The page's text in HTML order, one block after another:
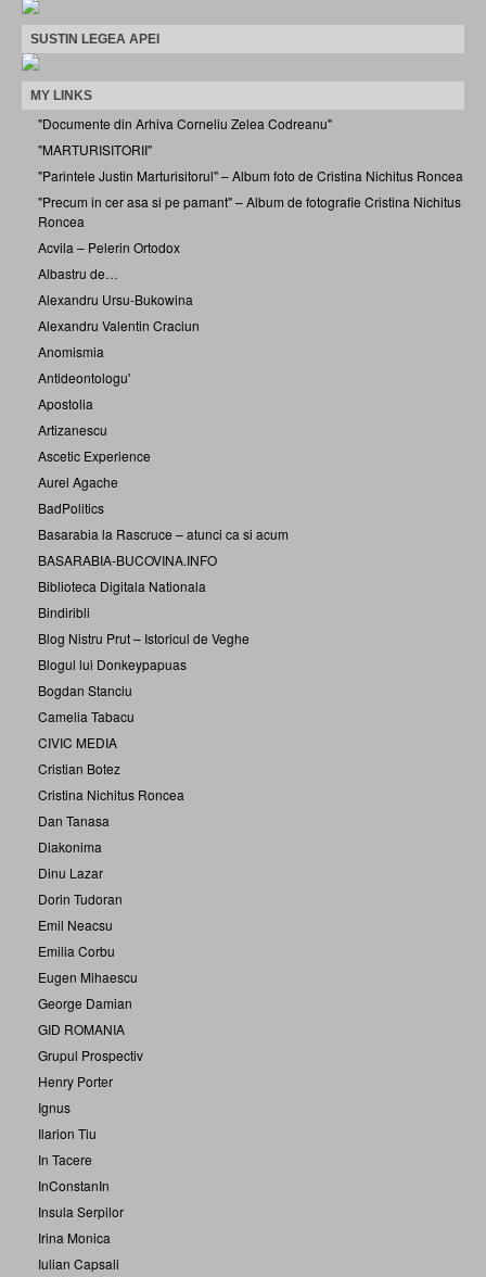
SUSTIN LEGEA APEI
MY LINKS
"Documente din Arhiva Corneliu Zelea Codreanu"
"MARTURISITORII"
"Parintele Justin Marturisitorul" – Album foto de Cristina Nichitus Roncea
"Precum in cer asa si pe pamant" – Album de fotografie Cristina Nichitus
Roncea
Acvila – Pelerin Ortodox
Albastru de…
Alexandru Ursu-Bukowina
Alexandru Valentin Craciun
Anomismia
Antideontologu'
Apostolia
Artizanescu
Ascetic Experience
Aurel Agache
BadPolitics
Basarabia la Rascruce – atunci ca si acum
BASARABIA-BUCOVINA.INFO
Biblioteca Digitala Nationala
Bindiribli
Blog Nistru Prut – Istoricul de Veghe
Blogul lui Donkeypapuas
Bogdan Stanciu
Camelia Tabacu
CIVIC MEDIA
Cristian Botez
Cristina Nichitus Roncea
Dan Tanasa
Diakonima
Dinu Lazar
Dorin Tudoran
Emil Neacsu
Emilia Corbu
Eugen Mihaescu
George Damian
GID ROMANIA
Grupul Prospectiv
Henry Porter
Ignus
Ilarion Tiu
In Tacere
InConstanIn
Insula Serpilor
Irina Monica
Iulian Capsali